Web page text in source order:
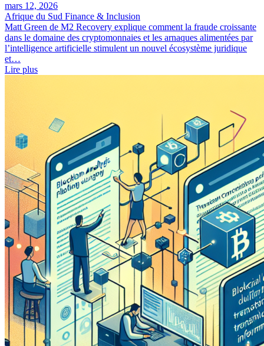
mars 12, 2026
Afrique du Sud Finance & Inclusion
Matt Green de M2 Recovery explique comment la fraude croissante
dans le domaine des cryptomonnaies et les arnaques alimentées par
l’intelligence artificielle stimulent un nouvel écosystème juridique
et…
Lire plus